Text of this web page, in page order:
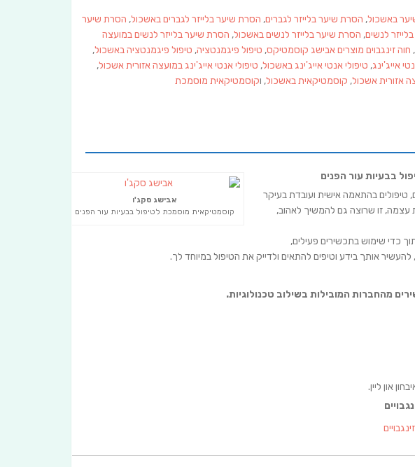
באשכול, הסרת שיער בלייזר לגברים, הסרת שיער בלייזר לגברים באשכול, הסרת שיער
לנשים, הסרת שיער בלייזר לנשים באשכול, הסרת שיער בלייזר לנשים במועצה
, חוה זינגבוים מוצרים אבישג קוסמטיקס, טיפול פיגמנטציה, טיפול פיגמנטציה באשכול,
אייג'ינג, טיפולי אנטי אייג'ינג באשכול, טיפולי אנטי אייג'ינג במועצה אזורית אשכול,
אזורית אשכול, קוסמטיקאית באשכול, וקוסמטיקאית מוסמכת
אבישג סקג'ו
קוסמטיקאית מוסמכת לטיפול בבעיות עור הפנים
בבעיות עור הפנים
טיפולים בהתאמה אישית ועובדת בעיקר
עצמה, זו שרוצה גם להמשיך לאהוב,
כדי שימוש בתכשירים פעילים,
אותך בידע וטיפים להתאים ולדייק את הטיפול במיוחד לך.
מהחברות המובילות בשילוב טכנולוגיות.
און ליין.